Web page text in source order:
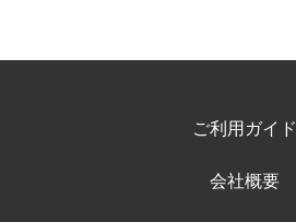
ご利用ガイド
会社概要